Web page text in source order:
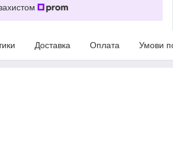
Доставка Оплата Умови